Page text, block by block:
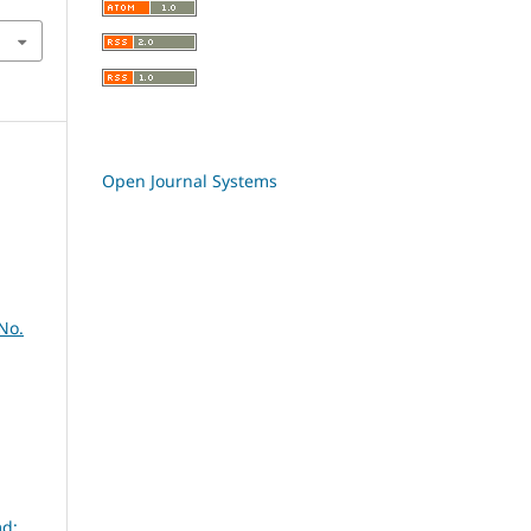
Open Journal Systems